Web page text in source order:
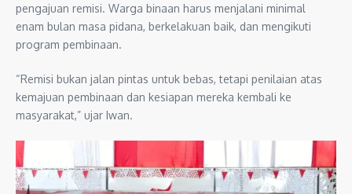
pengajuan remisi. Warga binaan harus menjalani minimal
enam bulan masa pidana, berkelakuan baik, dan mengikuti
program pembinaan.
“Remisi bukan jalan pintas untuk bebas, tetapi penilaian atas
kemajuan pembinaan dan kesiapan mereka kembali ke
masyarakat,” ujar Iwan.